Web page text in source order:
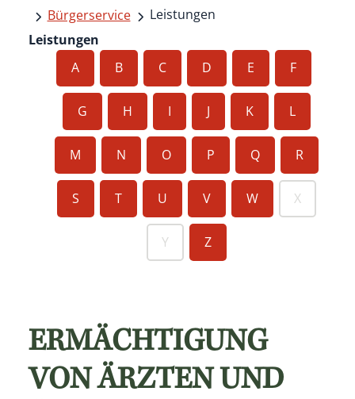
Bürgerservice
Leistungen
Leistungen
A
B C D E F
G H I J K L
M N O P Q R
S T U V W X
Y Z
ERMÄCHTIGUNG
VON ÄRZTEN UND